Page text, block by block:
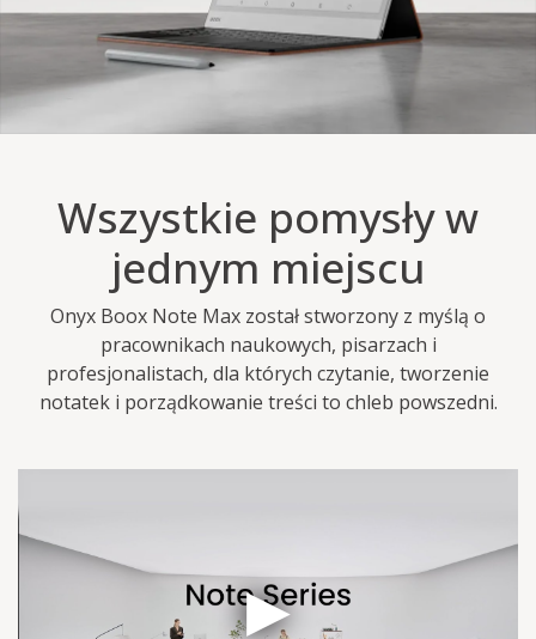
Wszystkie pomysły w
jednym miejscu
Onyx Boox Note Max został stworzony z myślą o
pracownikach naukowych, pisarzach i
profesjonalistach, dla których czytanie, tworzenie
notatek i porządkowanie treści to chleb powszedni.